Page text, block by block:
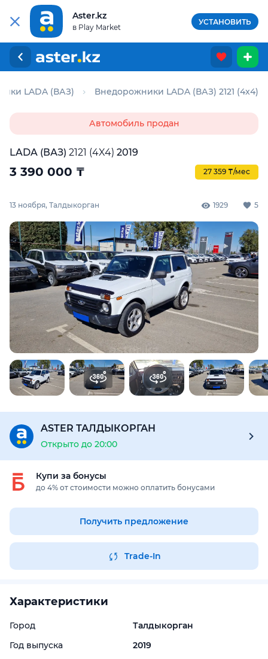
Aster.kz
в Play Market
УСТАНОВИТЬ
LADA (ВАЗ) Внедорожники LADA (ВАЗ) 2121 (4x4)
Автомобиль продан
LADA (ВАЗ) 2121 (4X4) 2019
3 390 000 ₸ 27 359 ₸/мес
13 ноября, Талдыкорган 1929 5
Для этого авто доступен отчёт Aster Check
Предоставим подробную информацию об автомобиле:
техническое состояние, пробег, история осмотров,
юридическая проверка по базам РК и РФ
Купить отчёт за 1000₸
ASTER ТАЛДЫКОРГАН
Открыто до 20:00
Купи за бонусы
до 4% от стоимости можно оплатить бонусами
Получить предложение
Trade-In
Характеристики
Город
Талдыкорган
Год выпуска
2019